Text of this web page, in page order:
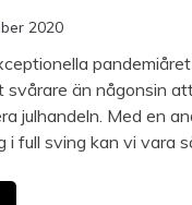
2020
svårare än någonsin
julhandeln. Med en
i full sving kan vi vara